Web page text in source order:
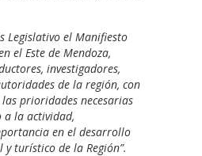
Legislativo el Manifiesto
el Este de Mendoza,
investigadores,
de la región, con
prioridades necesarias
la actividad,
en el desarrollo
turístico de la Región”.